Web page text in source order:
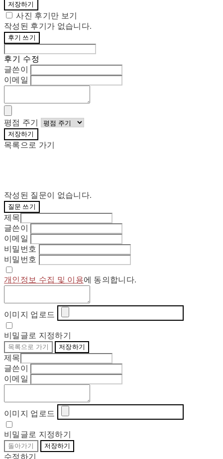
저장하기
사진 후기만 보기
작성된 후기가 없습니다.
후기 쓰기
후기 수정
글쓴이
이메일
평점 주기
저장하기
목록으로 가기
작성된 질문이 없습니다.
질문 쓰기
제목
글쓴이
이메일
비밀번호
비밀번호
개인정보 수집 및 이용에 동의합니다.
이미지 업로드
비밀글로 지정하기
목록으로 가기 저장하기
제목
글쓴이
이메일
이미지 업로드
비밀글로 지정하기
돌아가기 저장하기
수정하기